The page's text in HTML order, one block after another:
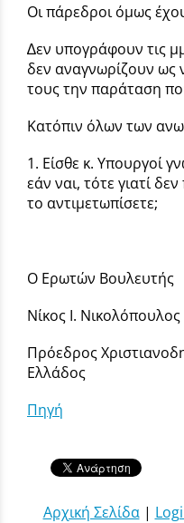
Οι πάρεδροι όµως
∆εν υπογράφουν τις
δεν αναγνωρίζουν
τους την παράταση
Κατόπιν όλων των
1. Είσθε κ. Υπουργοί
εάν ναι, τότε γιατί
το αντιμετωπίσετε;
Ο Ερωτών Βουλευτής
Νίκος Ι. Νικολόπουλος
Πρόεδρος
Ελλάδος
Πηγή
Αρχική Σελίδα|